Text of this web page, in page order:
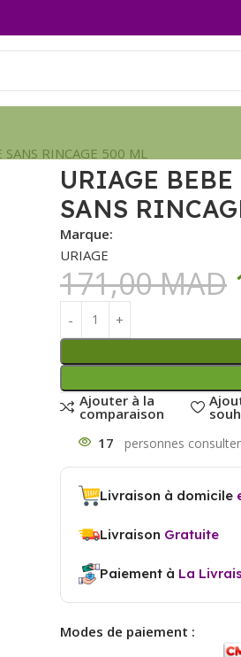
RINCAGE 500 ML
URIAGE BEBE
SANS
Marque:
URIAGE
171,00MAD
Ajouter à la
comparaison
17
Livraison à domicile
Livraison Gratuite
Paiement à La
Modes de paiement :